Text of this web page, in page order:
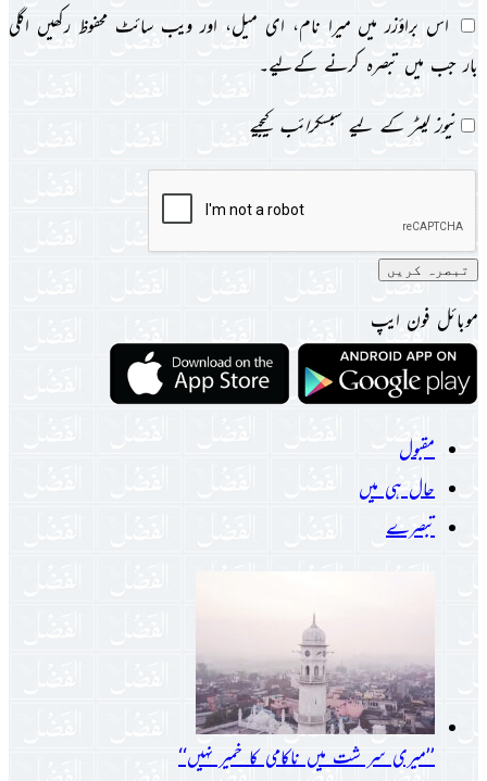
اس براؤزر میں میرا نام، ای میل، اور ویب سائٹ محفوظ رکھیں اگلی
بار جب میں تبصرہ کرنے کےلیے۔
نیوز لیٹر کے لیے سبسکرائب کیجیے
موبائل فون ایپ
مقبول
حال ہی میں
تبصرے
’’میری سر شت میں ناکامی کا خمیر نہیں‘‘